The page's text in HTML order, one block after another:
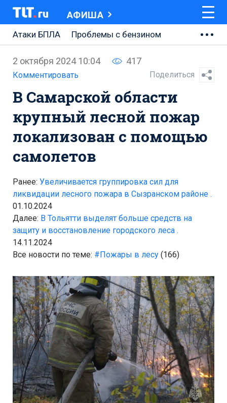
АФИША
Атаки БПЛА
Проблемы с бензином
АВТОВАЗ
Ремонт Центральной площади
Ремонт Обводного шоссе
Набережная Тольятти
Неделя Тольятти
2 октября 2024 10:04 417
Комментировать Поделиться
В Самарской области
крупный лесной пожар
локализован с помощью
самолетов
Ранее: Увеличивается группировка сил для
ликвидации лесного пожара в Сызранском районе .
01.10.2024
Далее: В Тольятти выделят больше средств на
защиту и восстановление городского леса .
14.11.2024
Все новости по теме: #Пожары в лесу (166)